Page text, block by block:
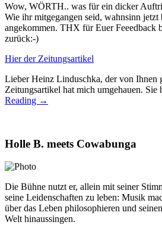
Wow, WÖRTH.. was für ein dicker
Wie ihr mitgegangen seid, wahnsinn
angekommen. THX für Euer Feeedback
zurück:-)
Hier der Zeitungsartikel
Lieber Heinz Linduschka, der von Ihnen
Zeitungsartikel hat mich umgehauen. Sie
Reading →
Holle B. meets Cowabunga
Die Bühne nutzt er, allein mit seiner
seine Leidenschaften zu leben: Musik
über das Leben philosophieren und
Welt hinaussingen.